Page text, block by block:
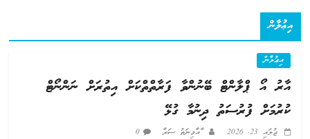
އިޢުލާން
އިޢުލާން
އާރު އޯ ޕްލާންޓް ބޭނުންވާ ފަރާތްތްކަށް އިތުރަށް ނަންނޯޓް
ކުރުމަށް ފުރުސަތު ދިނުމާ ގުޅޭ
ޖުލައި 23, 2026 ާއާމިނަތު ސަރާ 0